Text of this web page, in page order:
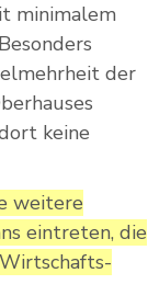
minimalem
der
keine
weitere
eintreten, die